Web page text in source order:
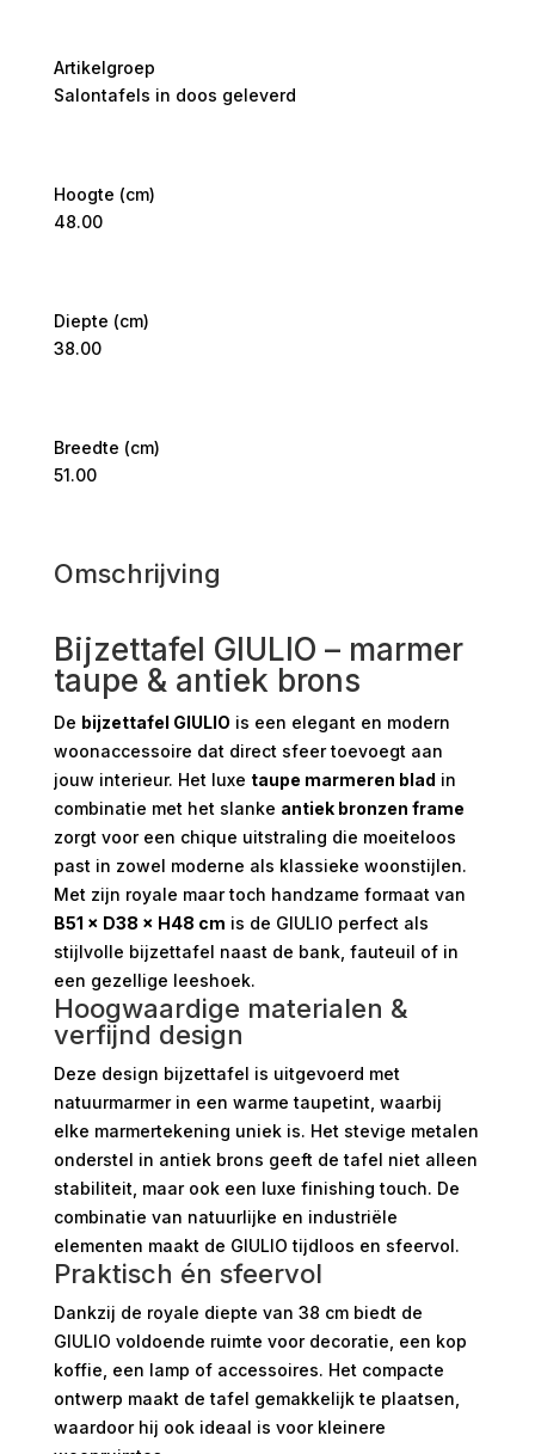
Artikelgroep
Salontafels in doos geleverd
Hoogte (cm)
48.00
Diepte (cm)
38.00
Breedte (cm)
51.00
Omschrijving
Bijzettafel GIULIO – marmer
taupe & antiek brons
De bijzettafel GIULIO is een elegant en modern
woonaccessoire dat direct sfeer toevoegt aan
jouw interieur. Het luxe taupe marmeren blad in
combinatie met het slanke antiek bronzen frame
zorgt voor een chique uitstraling die moeiteloos
past in zowel moderne als klassieke woonstijlen.
Met zijn royale maar toch handzame formaat van
B51 × D38 × H48 cm is de GIULIO perfect als
stijlvolle bijzettafel naast de bank, fauteuil of in
een gezellige leeshoek.
Hoogwaardige materialen &
verfijnd design
Deze design bijzettafel is uitgevoerd met
natuurmarmer in een warme taupetint, waarbij
elke marmertekening uniek is. Het stevige metalen
onderstel in antiek brons geeft de tafel niet alleen
stabiliteit, maar ook een luxe finishing touch. De
combinatie van natuurlijke en industriële
elementen maakt de GIULIO tijdloos en sfeervol.
Praktisch én sfeervol
Dankzij de royale diepte van 38 cm biedt de
GIULIO voldoende ruimte voor decoratie, een kop
koffie, een lamp of accessoires. Het compacte
ontwerp maakt de tafel gemakkelijk te plaatsen,
waardoor hij ook ideaal is voor kleinere